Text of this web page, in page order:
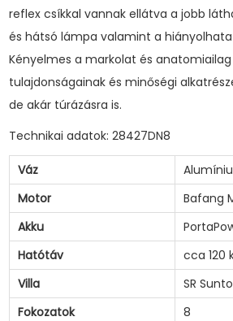
reflex csíkkal vannak ellátva a jobb
és hátsó lámpa valamint a
Kényelmes a markolat és
tulajdonságainak és minőségi
de akár túrázásra is.
Technikai adatok: 28427DN8
Váz
Motor
Bafang
Akku
Hatótáv
cca 120
Villa
SR
Fokozatok
8